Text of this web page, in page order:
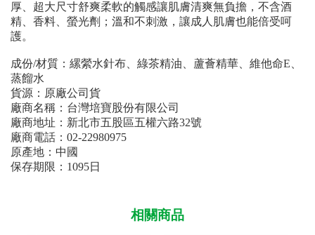
厚、超大尺寸舒爽柔軟的觸感讓肌膚清爽無負擔，不含酒
精、香料、螢光劑；溫和不刺激，讓成人肌膚也能倍受呵
護。
成份/材質：縲縈水針布、綠茶精油、蘆薈精華、維他命E、
蒸餾水
貨源：原廠公司貨
廠商名稱：台灣培寶股份有限公司
廠商地址：新北市五股區五權六路32號
廠商電話：02-22980975
原產地：中國
保存期限：1095日
相關商品